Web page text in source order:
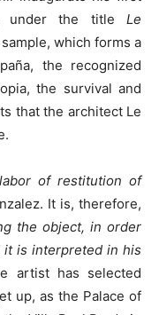
under the title Le
which forms a
the recognized
the survival and
that the architect Le
of restitution of
It is, therefore,
the object, in order
it is interpreted in his
artist has selected
up, as the Palace of